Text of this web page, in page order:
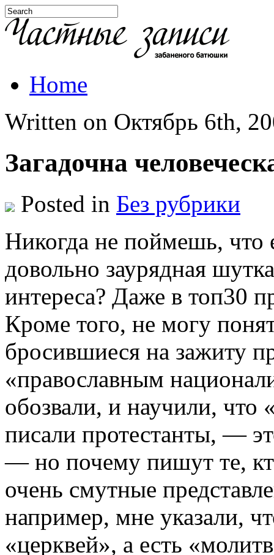
Home
Written on Октябрь 6th,
Загадочна
Posted in Без рубрики
Никогда не поймешь, что
довольно заурядная
интереса? Даже в топ30
Кроме того, не могу
бросившиеся на зажиту
«православным
обозвали, и научили,
писали протестанты, —
— но почему пишут те,
очень смутные
например, мне указали,
«церквей», а есть